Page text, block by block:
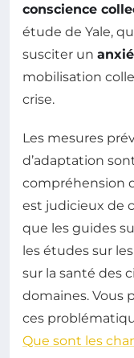
conscience
étude de Yale,
susciter un
mobilisation
crise.
Les mesures
d’adaptation
compréhension
est judicieux de
que les guides
les études sur
sur la santé des
domaines. Vous
ces
Que sont les